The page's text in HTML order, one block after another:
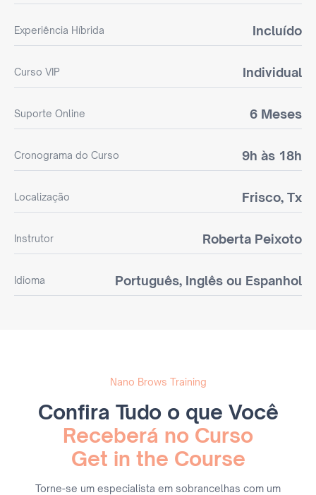
Experiência Híbrida Incluído
Curso VIP Individual
Suporte Online 6 Meses
Cronograma do Curso 9h às 18h
Localização Frisco, Tx
Instrutor Roberta Peixoto
Idioma Português, Inglês ou Espanhol
Nano Brows Training
Confira Tudo o que Você
Receberá no Curso
Get in the Course
Torne-se um especialista em sobrancelhas com um